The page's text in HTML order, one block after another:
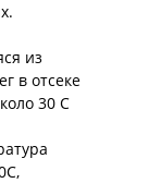
из
в отсеке
30 С